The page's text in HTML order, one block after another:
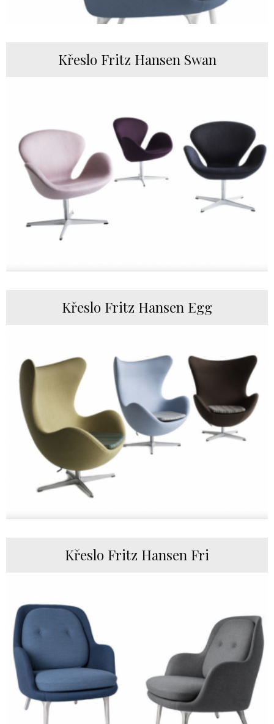
Křeslo Fritz Hansen Swan
Křeslo Fritz Hansen Egg
Křeslo Fritz Hansen Fri